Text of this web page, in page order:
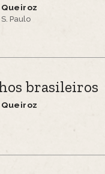
Paulo
brasileiros